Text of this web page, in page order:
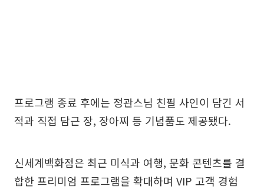
프로그램 종료 후에는 정관스님 친필 사인이 담긴 서
적과 직접 담근 장, 장아찌 등 기념품도 제공됐다.
신세계백화점은 최근 미식과 여행, 문화 콘텐츠를 결
합한 프리미엄 프로그램을 확대하며 VIP 고객 경험